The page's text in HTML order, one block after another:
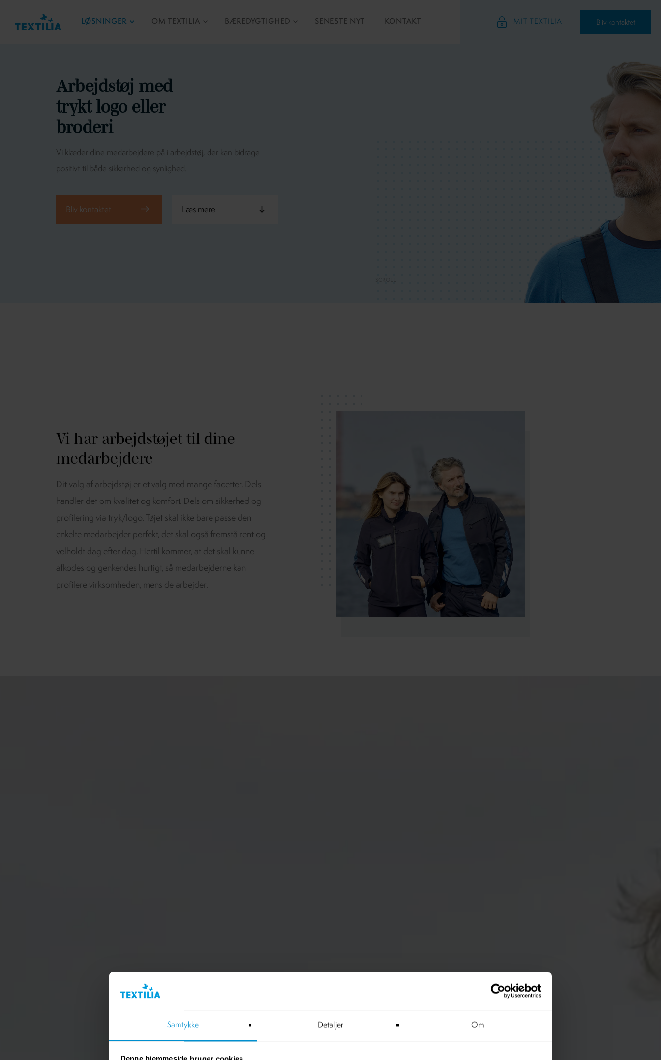
Samtykke Detaljer Om
LØSNINGER OM TEXTILIA BÆREDYGTIGHED SENESTE NYT KONTAKT MIT TEXTILIA Bliv kontaktet
A​​​rbejdstøj med
trykt logo eller
broderi
Vi klæder dine medarbejdere på i arbejdstøj, der kan bidrage
positivt til både sikkerhed og synlighed.
Bliv kontaktet Læs mere
Vi har arbejdstøjet til dine
medarbejdere
Dit valg af arbejdstøj er et valg med mange facetter. Dels
handler det om kvalitet og komfort. Dels om sikkerhed og
profilering via tryk/logo. Tøjet skal ikke bare passe den
enkelte medarbejder perfekt, det skal også fremstå rent og
velholdt dag efter dag. Hertil kommer, at det skal kunne
afkodes og genkendes hurtigt, så medarbejderne kan
profilere virksomheden, mens de arbejder.